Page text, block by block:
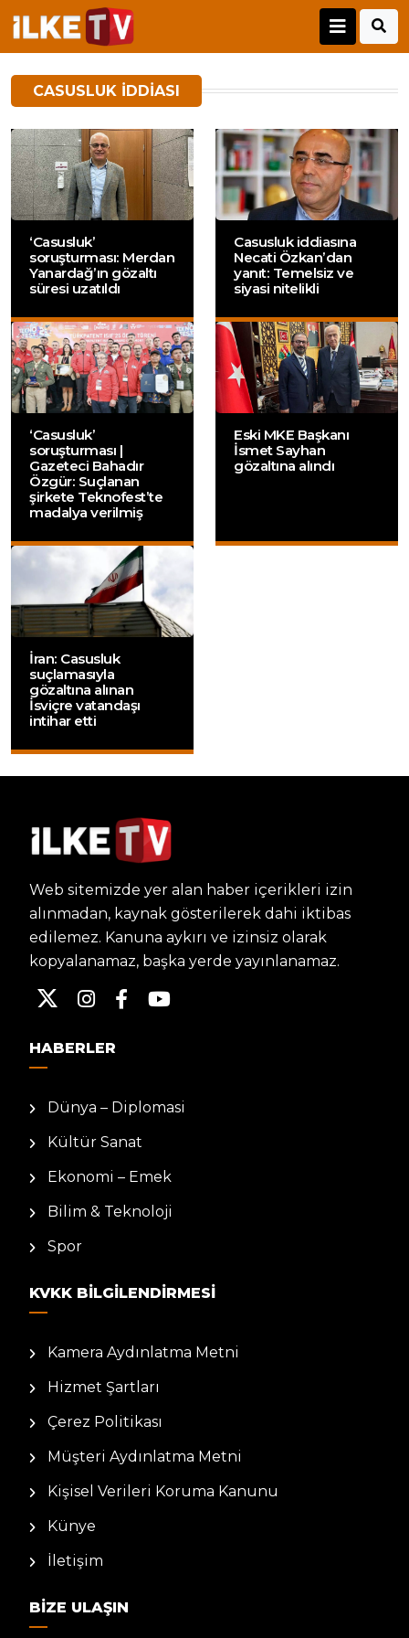
CASUSLUK IDDIASI
‘Casusluk’
soruşturması: Merdan
Yanardağ’ın gözaltı
süresi uzatıldı
Casusluk iddiasına
Necati Özkan’dan
yanıt: Temelsiz ve
siyasi nitelikli
‘Casusluk’
soruşturması |
Gazeteci Bahadır
Özgür: Suçlanan
şirkete Teknofest’te
madalya verilmiş
Eski MKE Başkanı
İsmet Sayhan
gözaltına alındı
İran: Casusluk
suçlamasıyla
gözaltına alınan
İsviçre vatandaşı
intihar etti
Web sitemizde yer alan haber içerikleri izin
alınmadan, kaynak gösterilerek dahi iktibas
edilemez. Kanuna aykırı ve izinsiz olarak
kopyalanamaz, başka yerde yayınlanamaz.
HABERLER
Dünya – Diplomasi
Kültür Sanat
Ekonomi – Emek
Bilim & Teknoloji
Spor
KVKK BILGILENDIRMESI
Kamera Aydınlatma Metni
Hizmet Şartları
Çerez Politikası
Müşteri Aydınlatma Metni
Kişisel Verileri Koruma Kanunu
Künye
İletişim
BIZE ULAŞIN